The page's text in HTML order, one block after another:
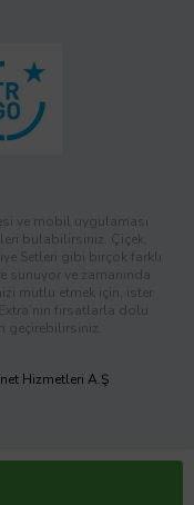
ve mobil uygulaması
bulabilirsiniz. Çiçek,
Setleri gibi birçok farklı
sunuyor ve zamanında
mutlu etmek için, ister
fırsatlarla dolu
geçirebilirsiniz.
Hizmetleri A.Ş